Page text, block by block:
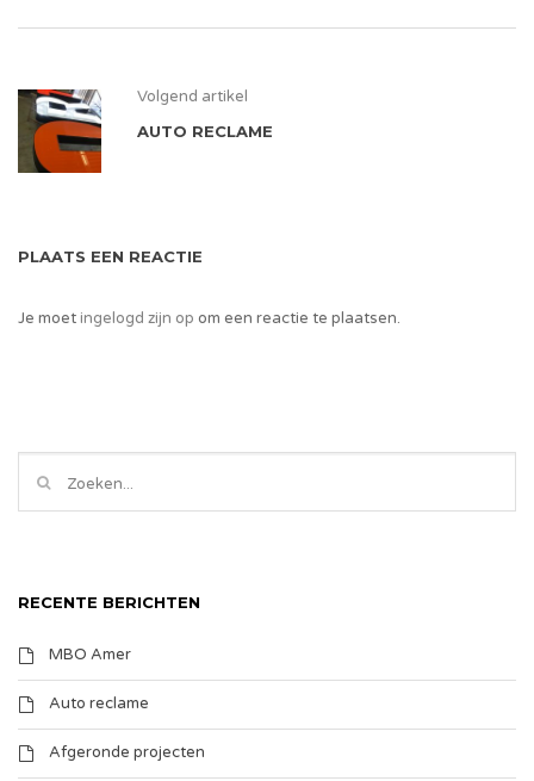
Volgend artikel
AUTO RECLAME
PLAATS EEN REACTIE
Je moetingelogd zijn op om een reactie te plaatsen.
RECENTE BERICHTEN
MBO Amer
Auto reclame
Afgeronde projecten